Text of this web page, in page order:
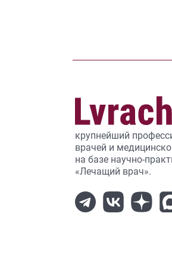
крупнейший
врачей и
на базе научно-
«Лечащий врач».